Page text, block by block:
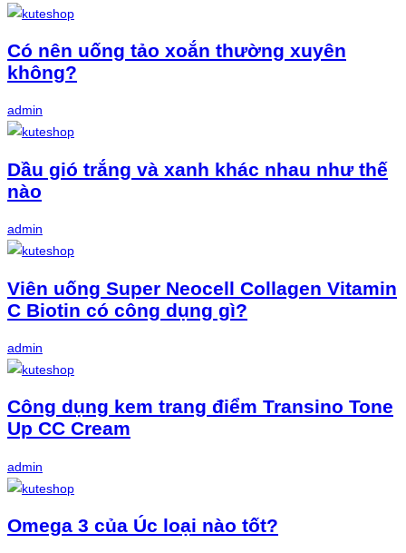
Có nên uống tảo xoắn thường xuyên
không?
admin
Dầu gió trắng và xanh khác nhau như thế
nào
admin
Viên uống Super Neocell Collagen Vitamin
C Biotin có công dụng gì?
admin
Công dụng kem trang điểm Transino Tone
Up CC Cream
admin
Omega 3 của Úc loại nào tốt?